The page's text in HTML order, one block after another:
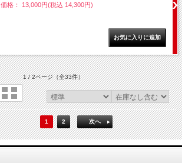
価格： 13,000円(税込 14,300円)
1 / 2ページ（全33件）
1 2 次へ